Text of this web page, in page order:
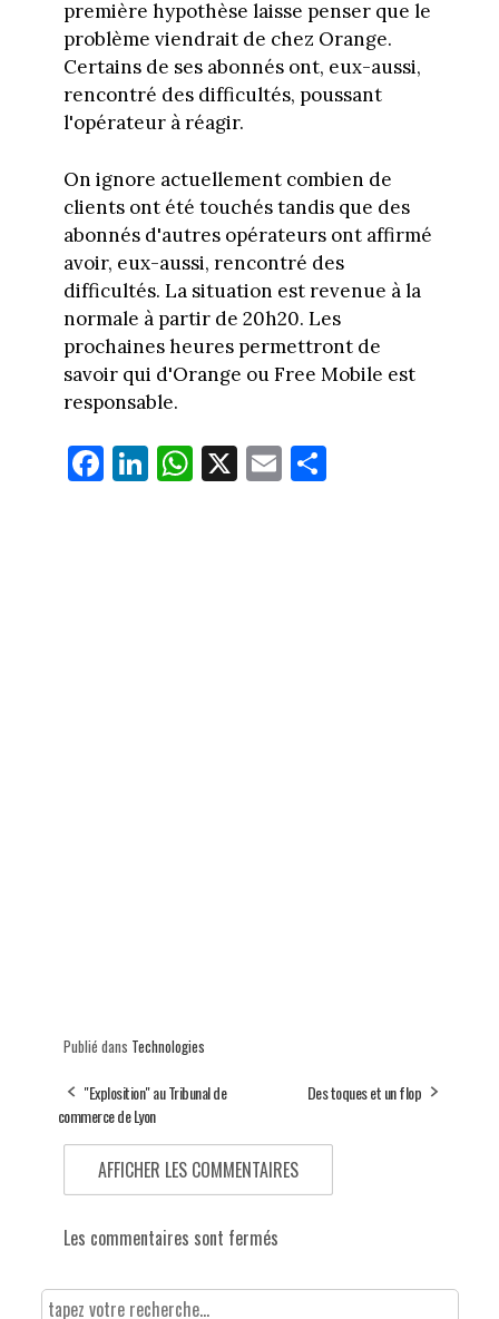
première hypothèse laisse penser que le
problème viendrait de chez Orange.
Certains de ses abonnés ont, eux-aussi,
rencontré des difficultés, poussant
l'opérateur à réagir.
On ignore actuellement combien de
clients ont été touchés tandis que des
abonnés d'autres opérateurs ont affirmé
avoir, eux-aussi, rencontré des
difficultés. La situation est revenue à la
normale à partir de 20h20. Les
prochaines heures permettront de
savoir qui d'Orange ou Free Mobile est
responsable.
Fa
ce
Li
nk
W
ha
X E
m
Pa
rt
Publié dans Technologies
"Explosition" au Tribunal de
commerce de Lyon
Des toques et un flop
AFFICHER LES COMMENTAIRES
Les commentaires sont fermés